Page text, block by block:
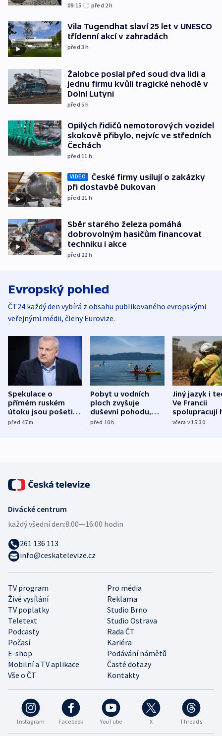
09:15 před 2h
Vila Tugendhat slaví 25 let v UNESCO
třídenní akcí v zahradách
před 3h
Žalobce poslal před soud dva lidi a
jednu firmu kvůli tragické nehodě v
Dolní Lutyni
před 5h
Opilých řidičů nemotorových vozidel
skokově přibylo, nejvíc ve středních
Čechách
před 11 h
VIDEO
České firmy usilují o zakázky
při dostavbě Dukovan
před 21 h
Sběr starého železa pomáhá
dobrovolným hasičům financovat
techniku i akce
před 22 h
Evropský pohled
ČT24 každý den vybírá z obsahu publikovaného evropskými
veřejnými médii, členy Eurovize.
Spekulace o
přímém ruském
útoku jsou pošetilé,
míní estonský
před 47m
Pobyt u vodních
ploch zvyšuje
duševní pohodu,
ukázala
před 10h
Jiný jazyk i
Ve Francii
spolupracují
různých zemí
včera v 15:30
Instagram Facebook YouTube X Threads
TV program
Pro média
Živé vysílání
Reklama
TV poplatky
Studio Brno
Teletext
Studio Ostrava
Podcasty
Rada ČT
Počasí
Kariéra
E-shop
Podávání námětů
Mobilní a TV aplikace
Časté dotazy
Vše o ČT
Kontakty
Divácké centrum
každý všední den:8:00—16:00 hodin
261 136 113
info@ceskatelevize.cz